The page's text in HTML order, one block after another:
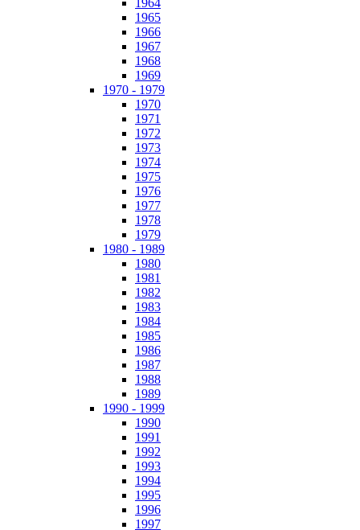
1964
1965
1966
1967
1968
1969
1970 - 1979
1970
1971
1972
1973
1974
1975
1976
1977
1978
1979
1980 - 1989
1980
1981
1982
1983
1984
1985
1986
1987
1988
1989
1990 - 1999
1990
1991
1992
1993
1994
1995
1996
1997